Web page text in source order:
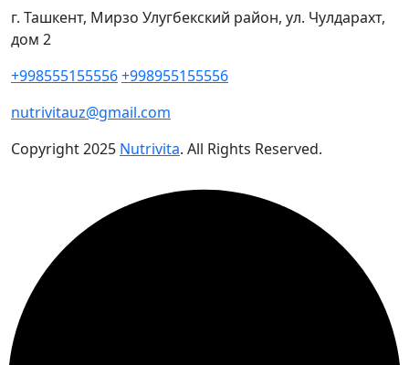
г. Ташкент, Мирзо Улугбекский район, ул. Чулдарахт,
дом 2
+998555155556+998955155556
nutrivitauz@gmail.com
Copyright2025 Nutrivita. All Rights Reserved.